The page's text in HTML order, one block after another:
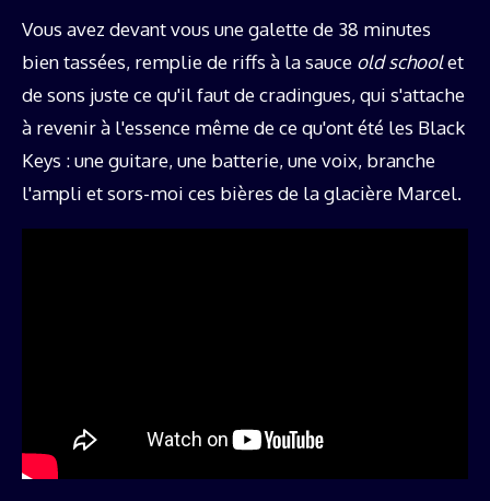
Vous avez devant vous une galette de 38 minutes
bien tassées, remplie de riffs à la sauce old schoolet
de sons juste ce qu'il faut de cradingues, qui s'attache
à revenir à l'essence même de ce qu'ont été les Black
Keys : une guitare, une batterie, une voix, branche
l'ampli et sors-moi ces bières de la glacière Marcel.